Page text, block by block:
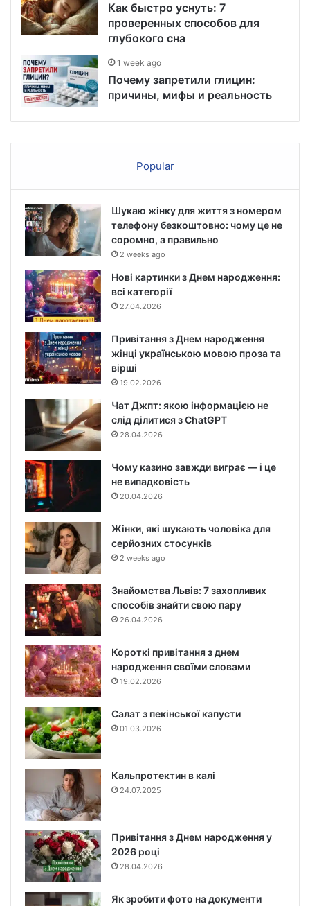
Как быстро уснуть: 7
проверенных способов для
глубокого сна
1 week ago
Почему запретили глицин:
причины, мифы и реальность
Popular
Шукаю жінку для життя з номером
телефону безкоштовно: чому це не
соромно, а правильно
2 weeks ago
Нові картинки з Днем народження:
всі категорії
27.04.2026
Привітання з Днем народження
жінці українською мовою проза та
вірші
19.02.2026
Чат Джпт: якою інформацією не
слід ділитися з ChatGPT
28.04.2026
Чому казино завжди виграє — і це
не випадковість
20.04.2026
Жінки, які шукають чоловіка для
серйозних стосунків
2 weeks ago
Знайомства Львів: 7 захопливих
способів знайти свою пару
26.04.2026
Короткі привітання з днем
народження своїми словами
19.02.2026
Cалат з пекінської капусти
01.03.2026
Кальпротектин в калі
24.07.2025
Привітання з Днем народження у
2026 році
28.04.2026
Як зробити фото на документи